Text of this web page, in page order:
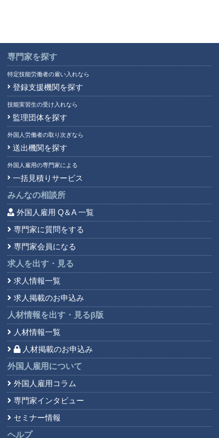
専門家を探す
特定技能労働者の雇い入れなら
登録支援機関を探す
技能実習生の受け入れなら
監理団体を探す
外国人労働者の取り次ぎなら
送出機関を探す
外国人雇用の専門家による
一括見積りサービス
みんなの相談所
外国人雇用 Q＆A 一覧
専門家に質問をする
専門家会員になる
求人を出す・見る
求人情報一覧
求人掲載のお申込み
人材情報を出す・見るβ版
人材情報一覧
人材掲載のお申込み
外国人雇用について
外国人雇用コラム
専門家インタビュー
セミナー情報
ヘルプ